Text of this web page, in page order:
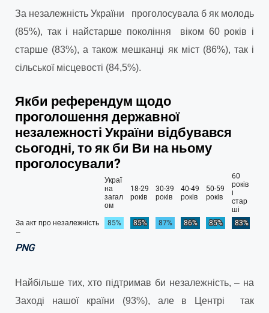
За незалежність України проголосувала б як молодь
(85%), так і найстарше покоління віком 60 років і
старше (83%), а також мешканці як міст (86%), так і
сільської місцевості (84,5%).
PNG
Найбільше тих, хто підтримав би незалежність, – на
Заході нашої країни (93%), але в Центрі так